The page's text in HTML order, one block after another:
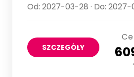
Od: 2027-03-28 · Do:
SZCZEGÓŁY